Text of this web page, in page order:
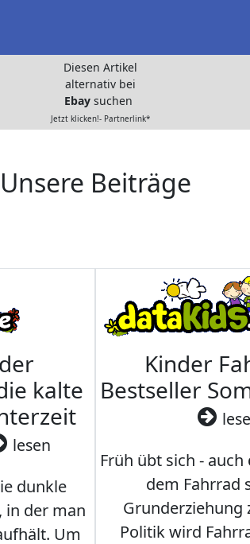
Diesen Artikel
alternativ bei
Ebay suchen
Jetzt klicken!- Partnerlink*
Unsere Beiträge
kalte
lesen
dunkle
in der man
Um
Kinder
Bestseller
Früh übt sich -
dem Fahrrad
Grunderziehung
Politik wird